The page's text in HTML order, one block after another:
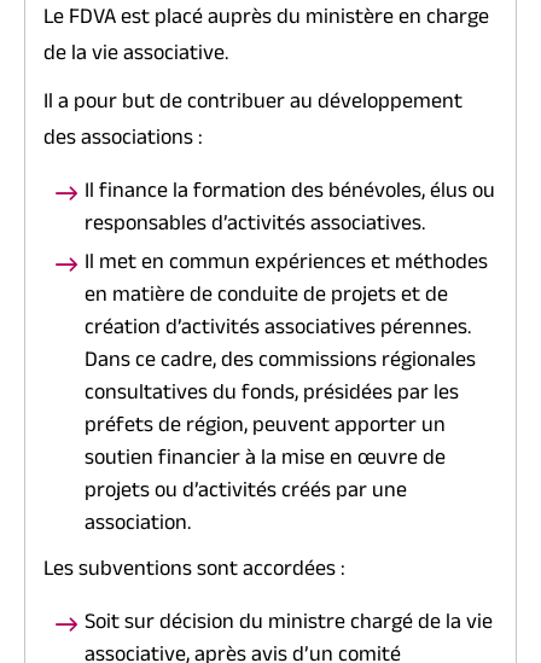
Le FDVA est placé auprès du ministère en charge
de la vie associative.
Il a pour but de contribuer au développement
des associations :
Il finance la formation des bénévoles, élus ou
responsables d’activités associatives.
Il met en commun expériences et méthodes
en matière de conduite de projets et de
création d’activités associatives pérennes.
Dans ce cadre, des commissions régionales
consultatives du fonds, présidées par les
préfets de région, peuvent apporter un
soutien financier à la mise en œuvre de
projets ou d’activités créés par une
association.
Les subventions sont accordées :
Soit sur décision du ministre chargé de la vie